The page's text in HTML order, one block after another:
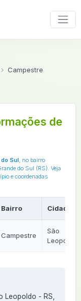
Campestre
de
Sul, no bairro
do Sul (RS). Veja
e coordenadas
Bairro Cidade
Campestre
São
Leopoldo
Leopoldo - RS,